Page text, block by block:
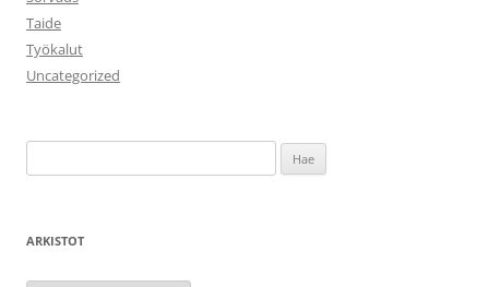
Taide
Työkalut
Uncategorized
ARKISTOT